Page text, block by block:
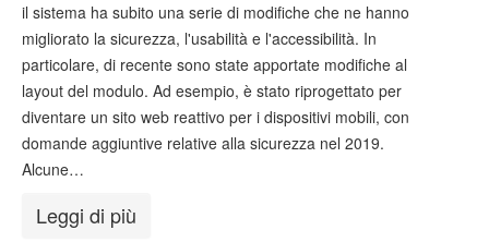
ESTA info
Contatto
il sistema ha subito una serie di modifiche che ne hanno
migliorato la sicurezza, l'usabilità e l'accessibilità. In
particolare, di recente sono state apportate modifiche al
layout del modulo. Ad esempio, è stato riprogettato per
diventare un sito web reattivo per i dispositivi mobili, con
domande aggiuntive relative alla sicurezza nel 2019.
Alcune…
Leggi di più